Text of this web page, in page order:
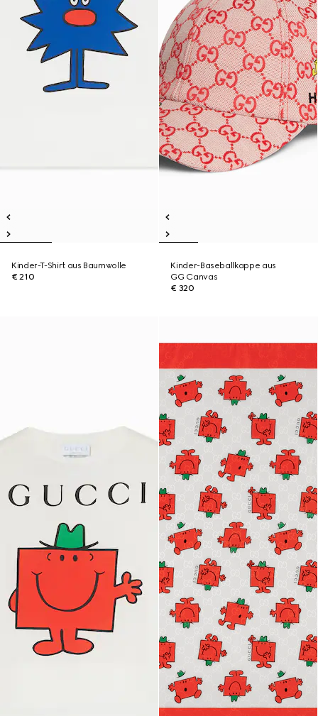
Kinder-T-Shirt aus Baumwolle
€ 210
Kinder-Baseballkappe aus
GG Canvas
€ 320